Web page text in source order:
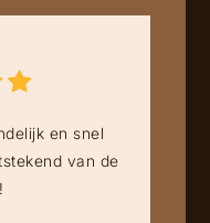
en snel
van de